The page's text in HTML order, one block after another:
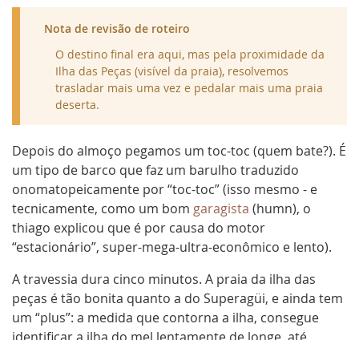
O único local onde é permitido pernoitar em toda
ilha do Superagüi é na própria comunidade; nos
outros locais é permitido apenas transitar.
Fonte:Ibama.
Nota de revisão de roteiro
O destino final era aqui, mas pela proximidade da
Ilha das Peças (visível da praia), resolvemos
trasladar mais uma vez e pedalar mais uma praia
deserta.
Depois do almoço pegamos um toc-toc (quem bate?). É
um tipo de barco que faz um barulho traduzido
onomatopeicamente por “toc-toc” (isso mesmo - e
tecnicamente, como um bom garagista (humn), o
thiago explicou que é por causa do motor
“estacionário”, super-mega-ultra-econômico e lento).
A travessia dura cinco minutos. A praia da ilha das
peças é tão bonita quanto a do Superagüi, e ainda tem
um “plus”: a medida que contorna a ilha, consegue